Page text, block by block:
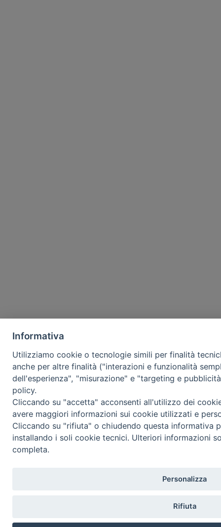
Informativa
Utilizziamo cookie o tecnologie simili per finalità
anche per altre finalità ("interazioni e funzionalità
dell'esperienza", "misurazione" e "targeting e
policy.
Cliccando su "accetta" acconsenti all'utilizzo dei
avere maggiori informazioni sui cookie utilizzati e
Cliccando su "rifiuta" o chiudendo questa informativa
installando i soli cookie tecnici. Ulteriori informazioni
completa.
Personalizza
Rifiuta